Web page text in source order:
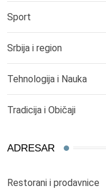
Sport
Srbija i region
Tehnologija i Nauka
Tradicija i Običaji
ADRESAR
Restorani i prodavnice